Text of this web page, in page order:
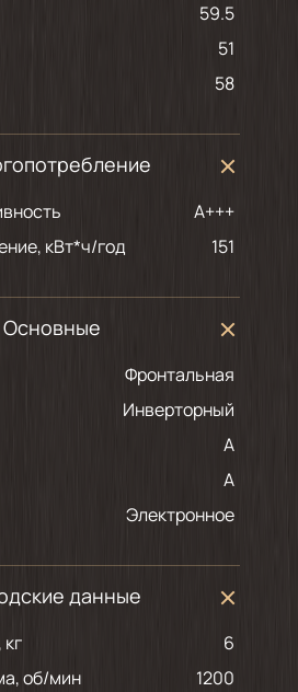
59.5
51
58
A+++
кВт*ч/год
151
Основные
Фронтальная
Инверторный
A
A
Электронное
данные
6
об/мин
1200